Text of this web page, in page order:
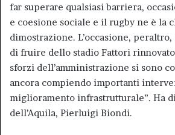
far superare qualsiasi barriera,
e coesione sociale e il rugby ne è la
dimostrazione. L’occasione,
di fruire dello stadio Fattori
sforzi dell’amministrazione si sono
ancora compiendo importanti
miglioramento infrastrutturale”. Ha
dell’Aquila, Pierluigi Biondi.